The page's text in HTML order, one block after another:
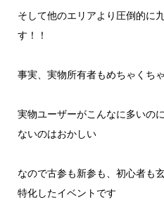
そして他のエリアより圧倒的に
す！！
事実、実物所有者もめちゃくち
実物ユーザーがこんなに多いの
ないのはおかしい
なので古参も新参も、初心者も
特化したイベントです